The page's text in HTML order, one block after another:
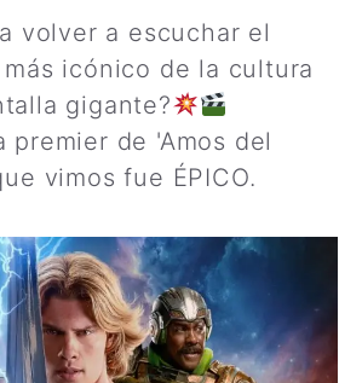
volver a escuchar el
icónico de la cultura
gigante?
premier de 'Amos del
vimos fue ÉPICO.